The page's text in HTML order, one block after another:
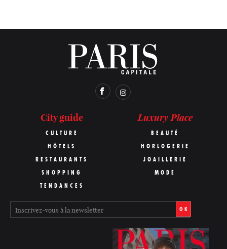
City guide
CULTURE
HÔTELS
RESTAURANTS
SHOPPING
TENDANCES
Luxury Place
BEAUTÉ
HORLOGERIE
JOAILLERIE
MODE
OK